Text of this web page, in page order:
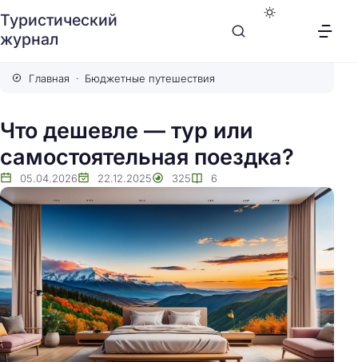
Туристический
журнал
Главная Бюджетные путешествия
Что дешевле — тур или
самостоятельная поездка?
05.04.2026 22.12.2025 325 6